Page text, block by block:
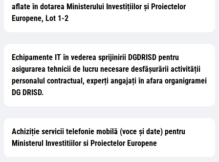
aflate în dotarea Ministerului Investițiilor și Proiectelor
Europene, Lot 1-2
Echipamente IT în vederea sprijinirii DGDRISD pentru
asigurarea tehnicii de lucru necesare desfășurării activității
personalul contractual, experți angajați în afara organigramei
DG DRISD.
Achiziție servicii telefonie mobilă (voce și date) pentru
Ministerul Investitiilor si Proiectelor Europene